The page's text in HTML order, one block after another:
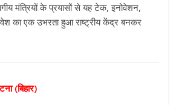
मंत्रियों के प्रयासों से यह टेक, इनोवेशन,
का एक उभरता हुआ राष्ट्रीय केंद्र बनकर
(बिहार)